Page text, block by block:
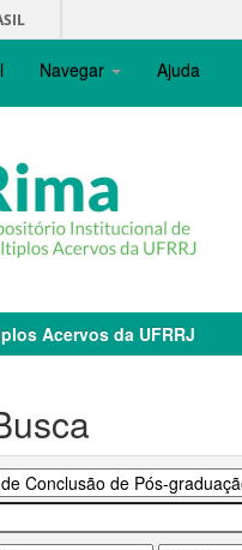
Navegar Ajuda
Acervos da UFRRJ